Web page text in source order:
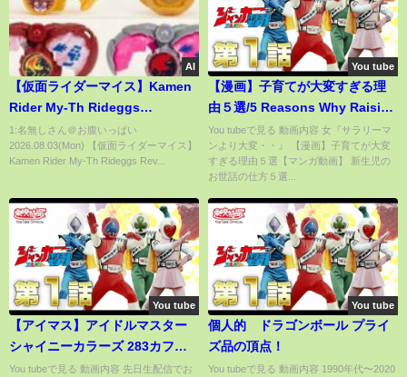
AI
【仮面ライダーマイス】Kamen
Rider My-Th Rideggs
Review！Gold Hedgehog
Rideggs！仮面ライダーマイス
のライドエグズレビュー！金の
1:名無しさん＠お腹いっぱい
2026.08.03(Mon) 【仮面ライダーマイス】
Kamen Rider My-Th Rideggs Rev...
You tube
【漫画】子育てが大変すぎる理
由５選/5 Reasons Why Raising
Children Is Too Hard【マンガ
動画】
You tubeで見る 動画内容 女『サラリーマ
ンより大変・・』 【漫画】子育てが大変
すぎる理由５選【マンガ動画】 新生児の
お世話の仕方５選...
You tube
【アイマス】アイドルマスター
シャイニーカラーズ 283カフェ
生配信ダイジェスト【アイドル
You tubeで見る 動画内容 先日生配信でお
You tube
個人的 ドラゴンボール プライ
ズ品の頂点！
You tubeで見る 動画内容 1990年代〜2020